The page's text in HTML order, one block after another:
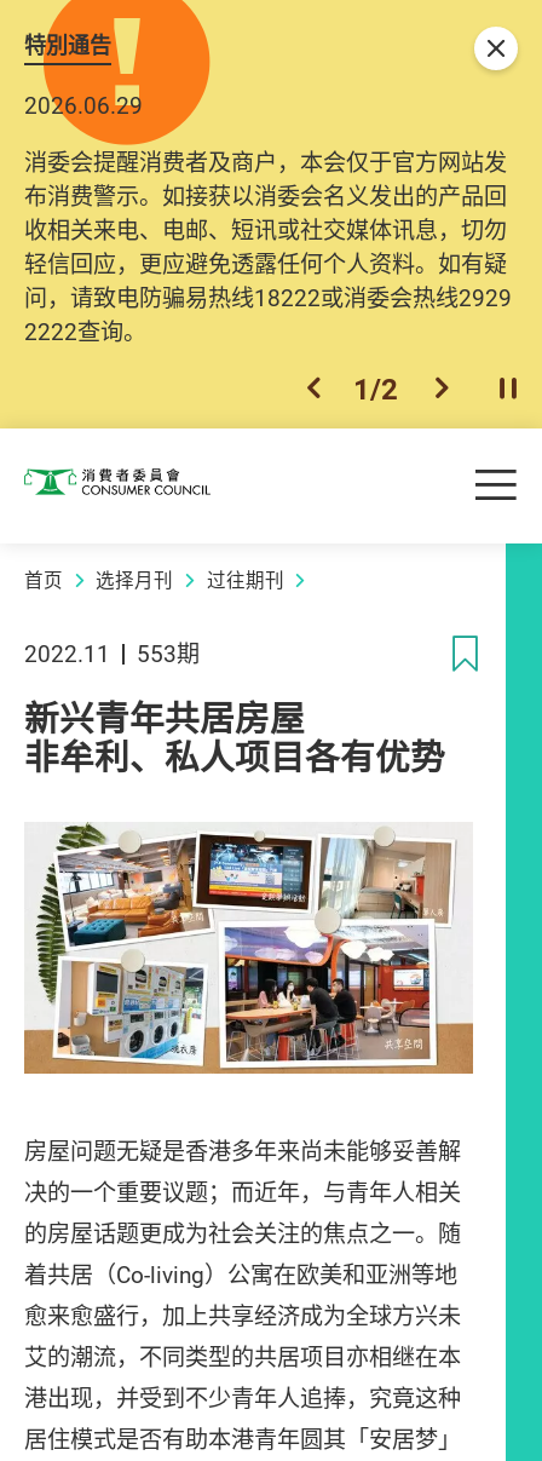
特別通告
2026.06.29
消委会提醒消费者及商户，本会仅于官方网站发
布消费警示。如接获以消委会名义发出的产品回
收相关来电、电邮、短讯或社交媒体讯息，切勿
轻信回应，更应避免透露任何个人资料。如有疑
问，请致电防骗易热线18222或消委会热线2929
2222查询。
上一个
1/2 下一个开
关闭
消费者委员会 目
首页 选择月刊 过往期刊
2022.11 553期
新兴青年共居房屋
非牟利、私人项目各有优势
房屋问题无疑是香港多年来尚未能够妥善解
决的一个重要议题；而近年，与青年人相关
的房屋话题更成为社会关注的焦点之一。随
着共居（Co-living）公寓在欧美和亚洲等地
愈来愈盛行，加上共享经济成为全球方兴未
艾的潮流，不同类型的共居项目亦相继在本
港出现，并受到不少青年人追捧，究竟这种
居住模式是否有助本港青年圆其「安居梦」